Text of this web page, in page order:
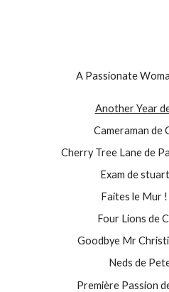
A Passionate
Another Year
Cameraman de
Cherry Tree Lane de
Exam de
Faites le Mur
Four Lions de
Goodbye Mr
Neds de
Première Passion